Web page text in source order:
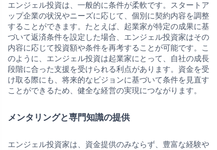
エンジェル投資は、一般的に条件が柔軟です。スタートア
ップ企業の状況やニーズに応じて、個別に契約内容を調整
することができます。たとえば、起業家が特定の成果に基
づいて返済条件を設定した場合、エンジェル投資家はその
内容に応じて投資額や条件を再考することが可能です。こ
のように、エンジェル投資は起業家にとって、自社の成長
段階に合った支援を受けられる利点があります。資金を受
け取る際にも、将来的なビジョンに基づいて条件を見直す
ことができるため、健全な経営の実現につながります。
メンタリングと専門知識の提供
エンジェル投資家は、資金提供のみならず、豊富な経験や